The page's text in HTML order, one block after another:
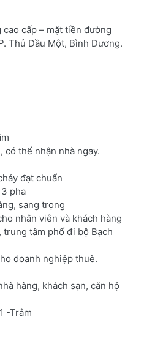
cấp – mặt tiền đường
Thủ Dầu Một, Bình Dương.
có thể nhận nhà ngay.
đạt chuẩn
pha
sang trọng
nhân viên và khách hàng
trung tâm phố đi bộ Bạch
doanh nghiệp thuê.
hàng, khách sạn, căn hộ
-Trâm